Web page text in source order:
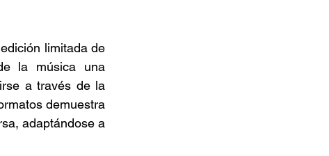
limitada de
la música una
a través de la
demuestra
adaptándose a